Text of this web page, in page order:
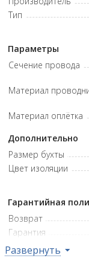
для
инсталляциях.
Тип
Параметры
Сечение провода
Материал
Материал оплётка
Дополнительно
Размер бухты
Цвет изоляции
Гарантийная
Возврат
Гарантия
Развернуть